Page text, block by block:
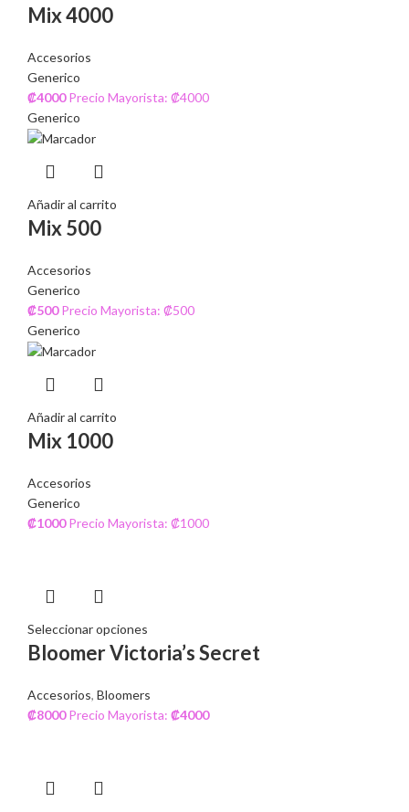
Mix 4000
Accesorios
Generico
₡4000 Precio Mayorista: ₡4000
Generico
Añadir al carrito
Mix 500
Accesorios
Generico
₡500 Precio Mayorista: ₡500
Generico
Añadir al carrito
Mix 1000
Accesorios
Generico
₡1000 Precio Mayorista: ₡1000
Seleccionar opciones
Bloomer Victoria’s Secret
Accesorios, Bloomers
₡8000 Precio Mayorista: ₡4000